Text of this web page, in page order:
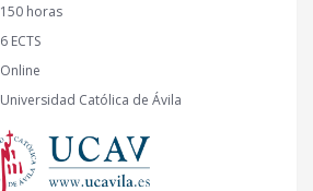
150 horas
6 ECTS
Online
Universidad Católica de Ávila